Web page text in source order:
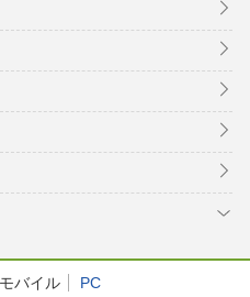
モバイル PC